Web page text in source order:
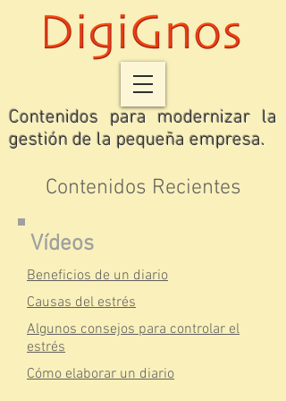
Contenidos para modernizar la
gestión de la pequeña empresa.
Contenidos Recientes
Vídeos
Beneficios de un diario
Causas del estrés
Algunos consejos para controlar el
estrés
Cómo elaborar un diario